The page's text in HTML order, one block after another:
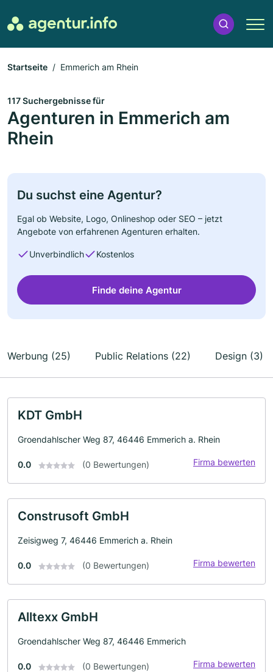
Startseite Emmerich am Rhein
117 Suchergebnisse für
Agenturen in Emmerich am
Rhein
Du suchst eine Agentur?
Egal ob Website, Logo, Onlineshop oder SEO – jetzt
Angebote von erfahrenen Agenturen erhalten.
Unverbindlich Kostenlos
Finde deine Agentur
Werbung (25) Public Relations (22) Design (3)
KDT GmbH
Groendahlscher Weg 87, 46446 Emmerich a. Rhein
0.0 (0 Bewertungen) Firma bewerten
Construsoft GmbH
Zeisigweg 7, 46446 Emmerich a. Rhein
0.0 (0 Bewertungen) Firma bewerten
Alltexx GmbH
Groendahlscher Weg 87, 46446 Emmerich
0.0 (0 Bewertungen) Firma bewerten